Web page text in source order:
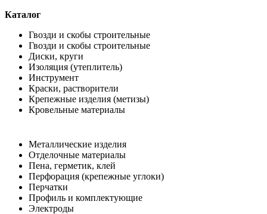
Каталог
Гвозди и скобы строительные
Гвозди и скобы строительные
Диски, круги
Изоляция (утеплитель)
Инструмент
Краски, растворители
Крепежные изделия (метизы)
Кровельные материалы
Металлические изделия
Отделочные материалы
Пена, герметик, клей
Перфорация (крепежные углоки)
Перчатки
Профиль и комплектующие
Электроды